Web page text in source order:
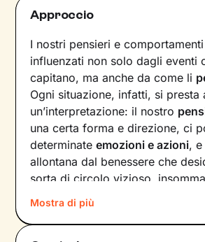
Approccio
I nostri pensieri e
influenzati non solo dagli eventi
capitano, ma anche da come li
Ogni situazione, infatti, si presta
un’interpretazione: il nostro
una certa forma e direzione, ci
determinateemozioni e azioni,
allontana dal benessere che
sorta di circolo vizioso, insomma.
Si può interrompere questo
innescando uncambiamento
Mostra di più